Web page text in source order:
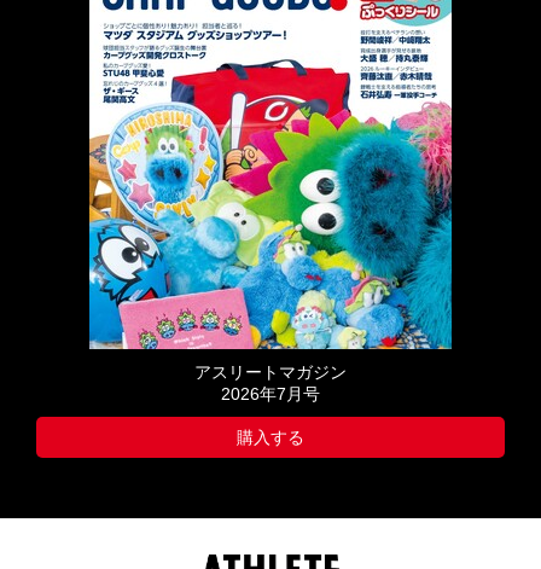
アスリートマガジン
2026年7月号
購入する